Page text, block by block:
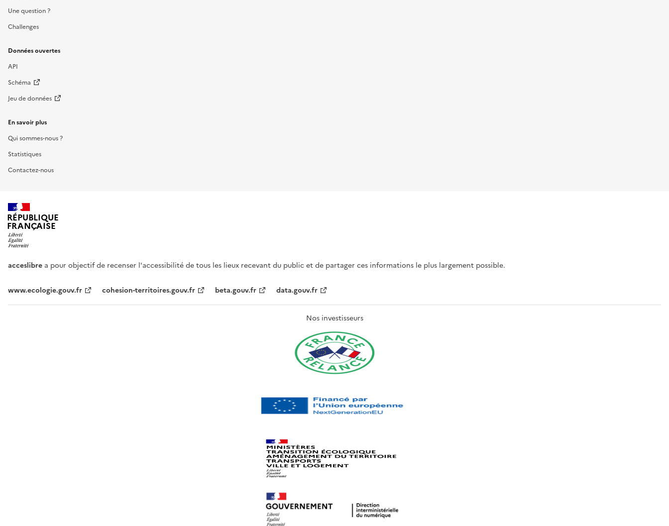
Une question ?
Challenges
Données ouvertes
API
Schéma
Jeu de données
En savoir plus
Qui sommes-nous ?
Statistiques
Contactez-nous
RÉPUBLIQUE
FRANÇAISE
acceslibre a pour objectif de recenser l'accessibilité de tous les lieux recevant du public et de partager ces informations le plus largement possible.
www.ecologie.gouv.fr cohesion-territoires.gouv.fr beta.gouv.fr data.gouv.fr
Nos investisseurs